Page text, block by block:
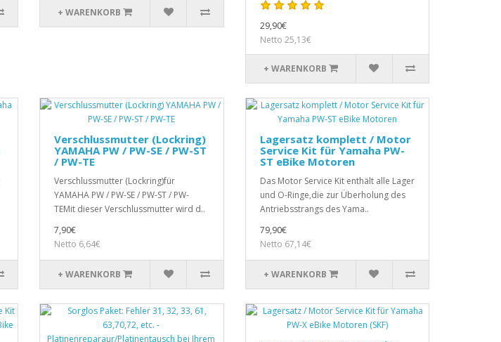
+ WARENKORB
29,90€
Netto 25,13€
+ WARENKORB
Verschlussmutter (Lockring)
YAMAHA PW / PW-SE / PW-ST
/ PW-TE
Verschlussmutter (Lockring)für
YAMAHA PW / PW-SE / PW-ST / PW-
TEMit dieser Verschlussmutter wird d..
7,90€
Netto 6,64€
+ WARENKORB
Lagersatz komplett / Motor
Service Kit für Yamaha PW-
ST eBike Motoren
Das Motor Service Kit enthält alle Lager
und O-Ringe,die zur Überholung des
Antriebsstrangs des Yama..
79,90€
Netto 67,14€
+ WARENKORB